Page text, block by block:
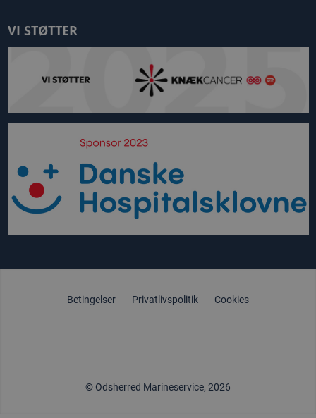
VI STØTTER
Betingelser Privatlivspolitik Cookies
© Odsherred Marineservice, 2026